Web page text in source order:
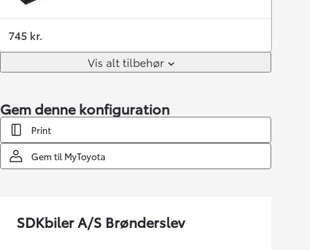
745 kr.
Vis alt tilbehør
Gem denne konfiguration
Print
Gem til MyToyota
SDKbiler A/S Brønderslev